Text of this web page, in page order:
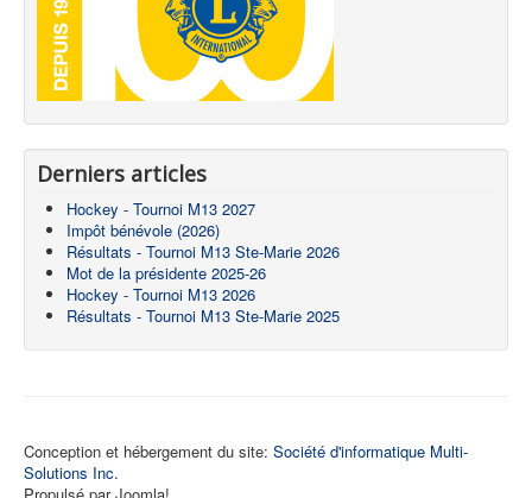
Derniers articles
Hockey - Tournoi M13 2027
Impôt bénévole (2026)
Résultats - Tournoi M13 Ste-Marie 2026
Mot de la présidente 2025-26
Hockey - Tournoi M13 2026
Résultats - Tournoi M13 Ste-Marie 2025
Conception et hébergement du site: Société d'informatique Multi-
Solutions Inc.
Propulsé par Joomla!